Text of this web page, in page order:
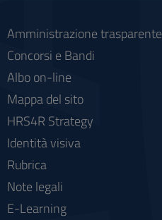
Amministrazione trasparente
Concorsi e Bandi
Albo on-line
Mappa del sito
HRS4R Strategy
Identità visiva
Rubrica
Note legali
E-Learning